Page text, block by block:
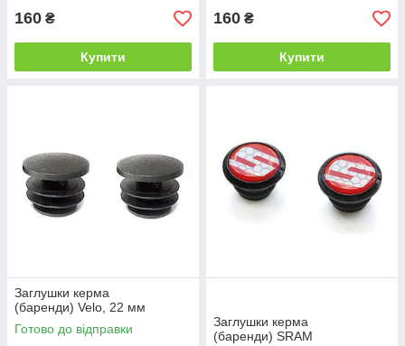
160 ₴
Купити
160 ₴
Купити
Заглушки керма
(баренди) Velo, 22 мм
Готово до відправки
Заглушки керма
(баренди) SRAM